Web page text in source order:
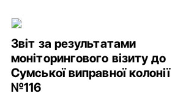
Звіт за результатами
моніторингового візиту до
Сумської виправної колонії
№116